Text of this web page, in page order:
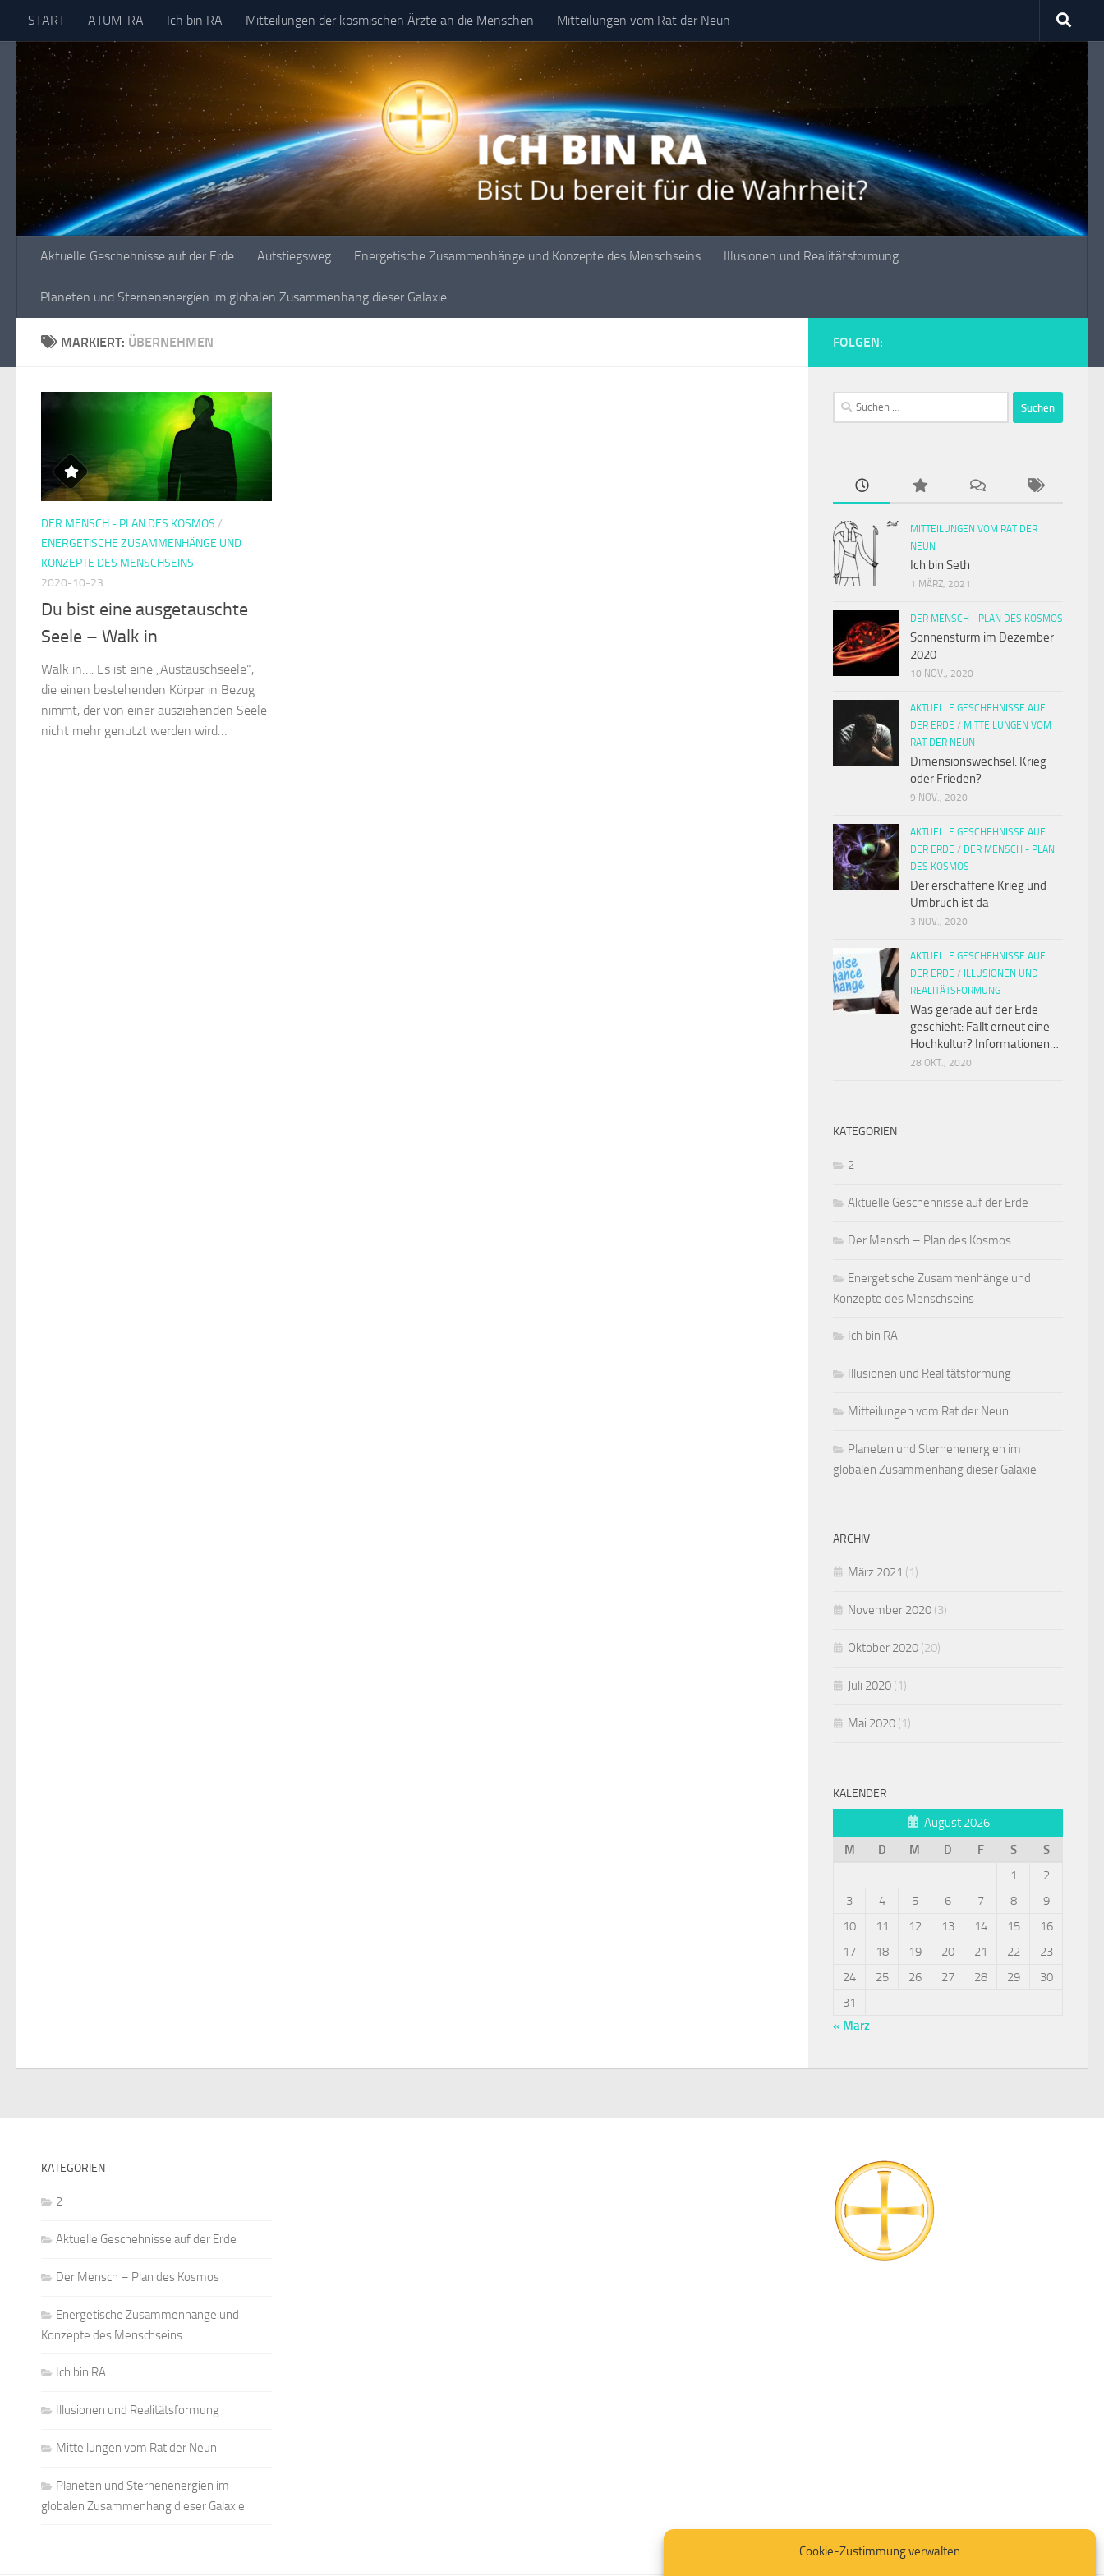
Cookie-Zustimmung verwalten
Skip to content
START ATUM-RA Ich bin RA Mitteilungen der kosmischen Ärzte an die Menschen Mitteilungen vom Rat der Neun
Aktuelle Geschehnisse auf der Erde Aufstiegsweg Energetische Zusammenhänge und Konzepte des Menschseins Illusionen und Realitätsformung
Planeten und Sternenenergien im globalen Zusammenhang dieser Galaxie
MARKIERT: ÜBERNEHMEN
DER MENSCH - PLAN DES KOSMOS /
ENERGETISCHE ZUSAMMENHÄNGE UND
KONZEPTE DES MENSCHSEINS
2020-10-23
Du bist eine ausgetauschte
Seele – Walk in
Walk in…. Es ist eine „Austauschseele“,
die einen bestehenden Körper in Bezug
nimmt, der von einer ausziehenden Seele
nicht mehr genutzt werden wird…
FOLGEN:
Suchen
nach:
MITTEILUNGEN VOM RAT DER
NEUN
Ich bin Seth
1 MÄRZ, 2021
DER MENSCH - PLAN DES KOSMOS
Sonnensturm im Dezember
2020
10 NOV., 2020
AKTUELLE GESCHEHNISSE AUF
DER ERDE / MITTEILUNGEN VOM
RAT DER NEUN
Dimensionswechsel: Krieg
oder Frieden?
9 NOV., 2020
AKTUELLE GESCHEHNISSE AUF
DER ERDE / DER MENSCH - PLAN
DES KOSMOS
Der erschaffene Krieg und
Umbruch ist da
3 NOV., 2020
AKTUELLE GESCHEHNISSE AUF
DER ERDE /
ILLUSIONEN UND
REALITÄTSFORMUNG
Was gerade auf der Erde
geschieht: Fällt erneut eine
Hochkultur? Informationen…
28 OKT., 2020
KATEGORIEN
2
Aktuelle Geschehnisse auf der Erde
Der Mensch – Plan des Kosmos
Energetische Zusammenhänge und
Konzepte des Menschseins
Ich bin RA
Illusionen und Realitätsformung
Mitteilungen vom Rat der Neun
Planeten und Sternenenergien im
globalen Zusammenhang dieser Galaxie
ARCHIV
März 2021 (1)
November 2020 (3)
Oktober 2020 (20)
Juli 2020 (1)
Mai 2020 (1)
KALENDER
August 2026
M
D M D F S
S
1
2
3
4 5 6 7 8
9
10
11 12 13 14 15
16
17
18 19 20 21 22
23
24
25 26 27 28 29
30
31
« März
KATEGORIEN
2
Aktuelle Geschehnisse auf der Erde
Der Mensch – Plan des Kosmos
Energetische Zusammenhänge und
Konzepte des Menschseins
Ich bin RA
Illusionen und Realitätsformung
Mitteilungen vom Rat der Neun
Planeten und Sternenenergien im
globalen Zusammenhang dieser Galaxie